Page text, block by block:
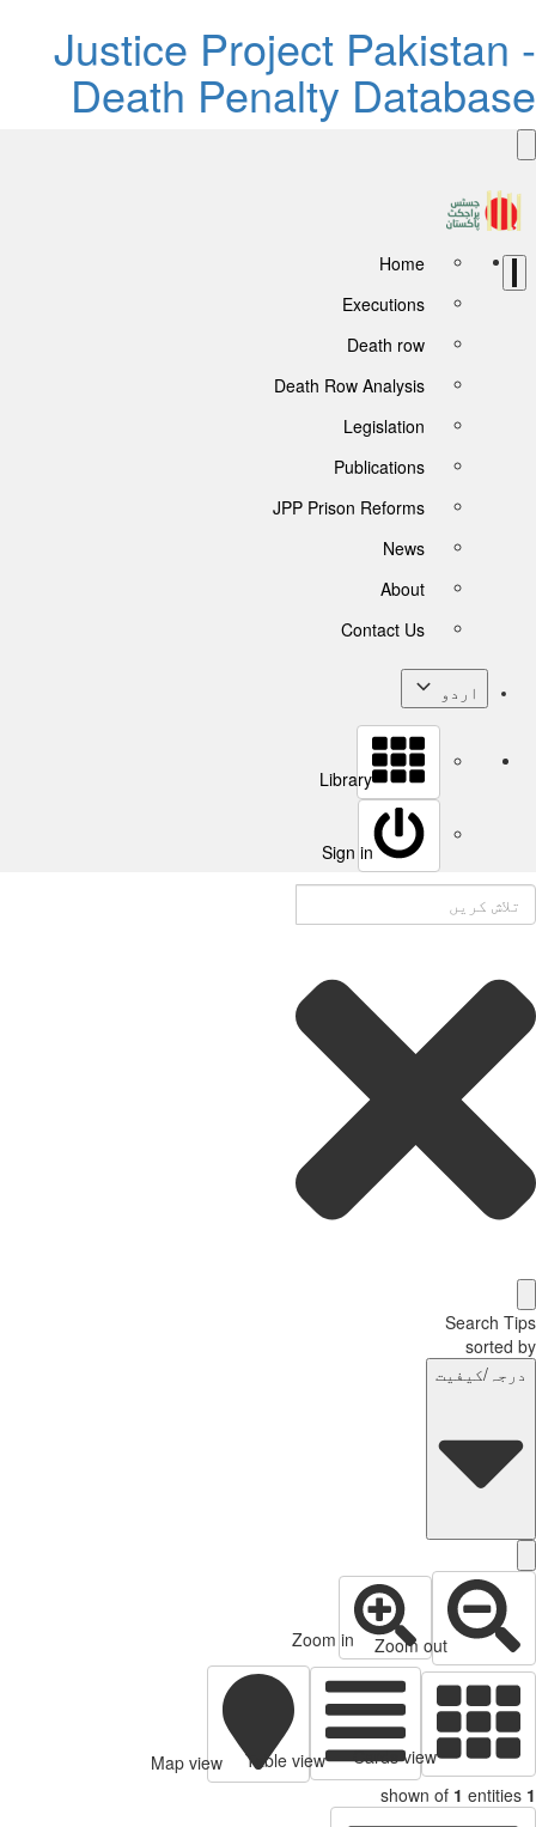
Justice Project
Death Penalty
Home
Executions
Death row
Death Row Analysis
Legislation
Publications
JPP Prison Reforms
News
About
Contact Us
اردو
Library
Sign in
Search
sorted
کیفیت
Zoom out
Zoom in
Cards view
Table view
Map view
shown of 1